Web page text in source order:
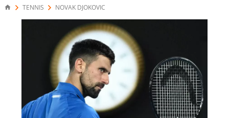
TENNIS NOVAK DJOKOVIC